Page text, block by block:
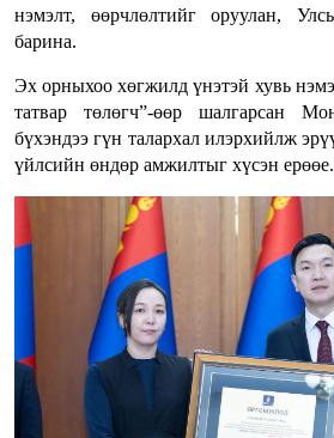
нэмэлт, өөрчлөлтийг оруулан,
барина.
Эх орныхоо хөгжилд үнэтэй хувь
татвар төлөгч”-өөр шалгарсан
бүхэндээ гүн талархал илэрхийлж
үйлсийн өндөр амжилтыг хүсэн